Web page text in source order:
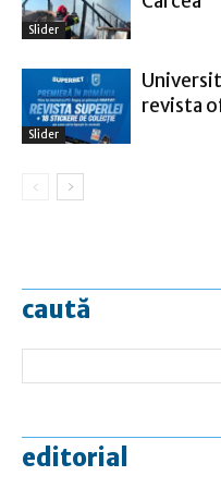
Slider
Slider
revista
caută
editorial